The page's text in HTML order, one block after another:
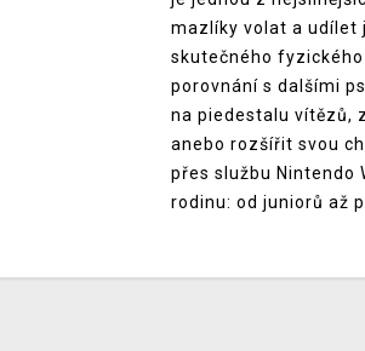
mazlíky volat a udílet
skutečného
porovnání s dalšími
na piedestalu vítězů,
anebo rozšířit svou
přes službu Nintendo
rodinu: od juniorů až